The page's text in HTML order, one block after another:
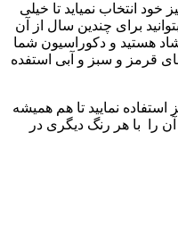
انتخاب نمیاید تا خیلی
برای چندین سال از آن
شاد هستید و دکوراسیون شما
قرمز و سبز و آبی استفده
نمایید تا هم همیشه
آن را با هر رنگ دیگری در